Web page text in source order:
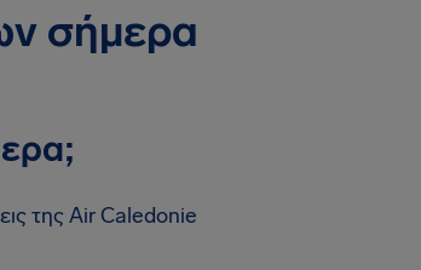
σήμερα
της Air Caledonie